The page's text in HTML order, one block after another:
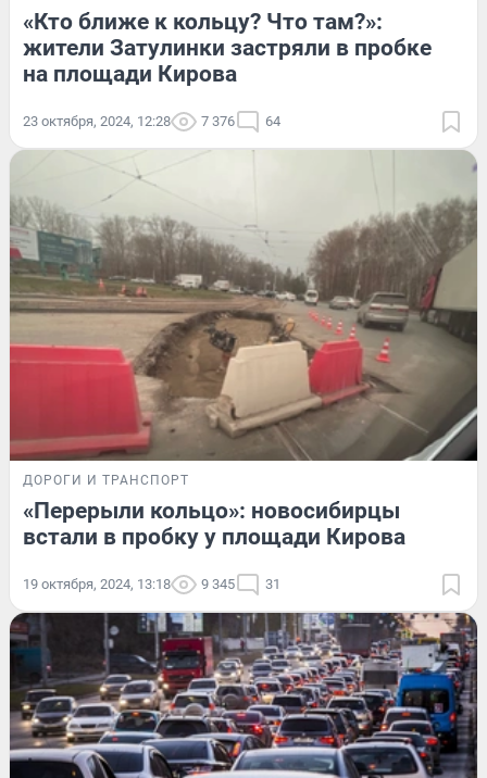
«Кто ближе к кольцу? Что там?»:
жители Затулинки застряли в пробке
на площади Кирова
23 октября, 2024, 12:28 7 376 64
ДОРОГИ И ТРАНСПОРТ
«Перерыли кольцо»: новосибирцы
встали в пробку у площади Кирова
19 октября, 2024, 13:18 9 345 31